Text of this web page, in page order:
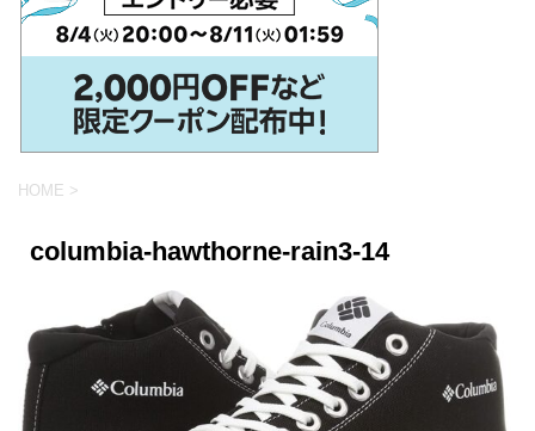
HOME >
columbia-hawthorne-rain3-14